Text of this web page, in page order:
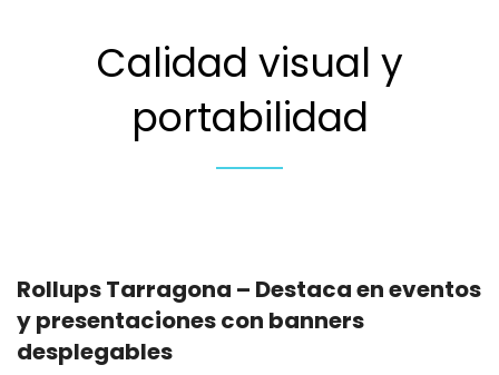
Calidad visual y
portabilidad
Rollups Tarragona – Destaca en eventos
y presentaciones con banners
desplegables